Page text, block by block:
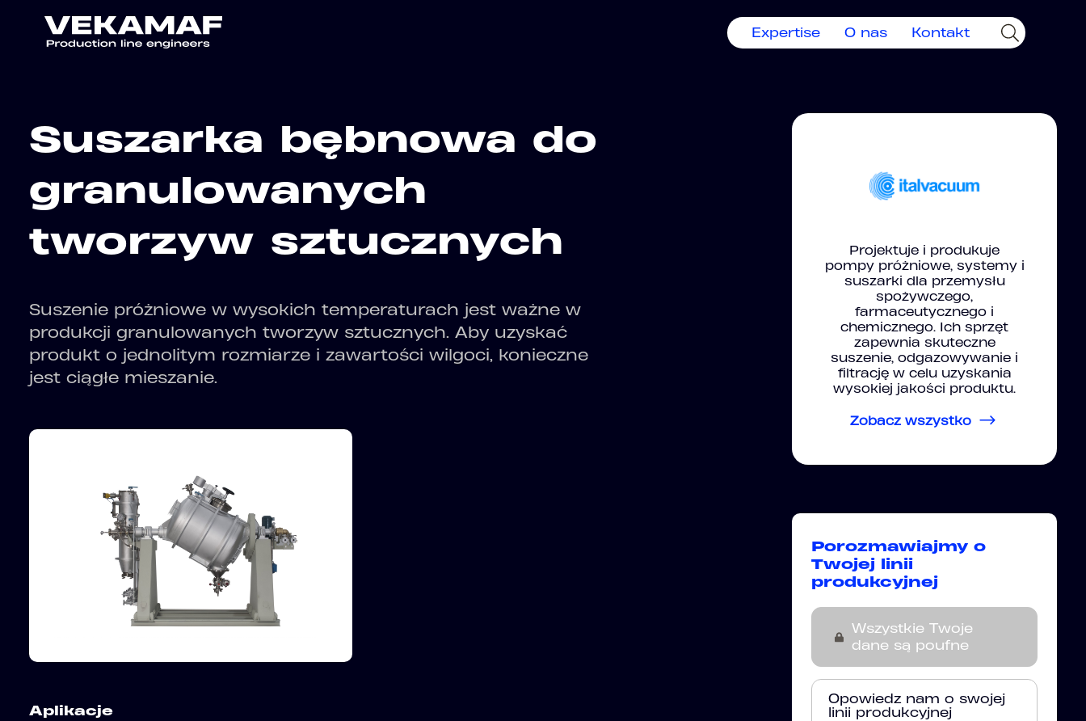
Expertise O nas Kontakt
Suszarka bębnowa do
granulowanych
tworzyw sztucznych
Suszenie próżniowe w wysokich temperaturach jest ważne w
produkcji granulowanych tworzyw sztucznych. Aby uzyskać
produkt o jednolitym rozmiarze i zawartości wilgoci, konieczne
jest ciągłe mieszanie.
Aplikacje
Projektuje i produkuje
pompy próżniowe, systemy i
suszarki dla przemysłu
spożywczego,
farmaceutycznego i
chemicznego. Ich sprzęt
zapewnia skuteczne
suszenie, odgazowywanie i
filtrację w celu uzyskania
wysokiej jakości produktu.
Zobacz wszystko
Porozmawiajmy o
Twojej linii
produkcyjnej
Wszystkie Twoje
dane są poufne